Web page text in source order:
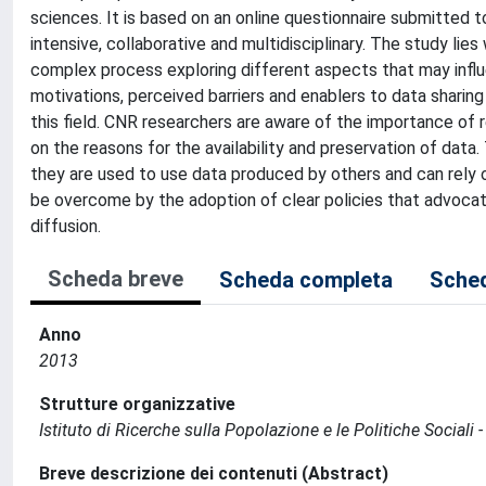
sciences. It is based on an online questionnaire submitted
intensive, collaborative and multidisciplinary. The study
complex process exploring different aspects that may
motivations, perceived barriers and enablers to data
this field. CNR researchers are aware of the importance
on the reasons for the availability and preservation of
they are used to use data produced by others and can
be overcome by the adoption of clear policies that
diffusion.
Scheda breve Scheda completa
Anno
2013
Strutture organizzative
Istituto di Ricerche sulla Popolazione e le Politiche Sociali -
Breve descrizione dei contenuti (Abstract)